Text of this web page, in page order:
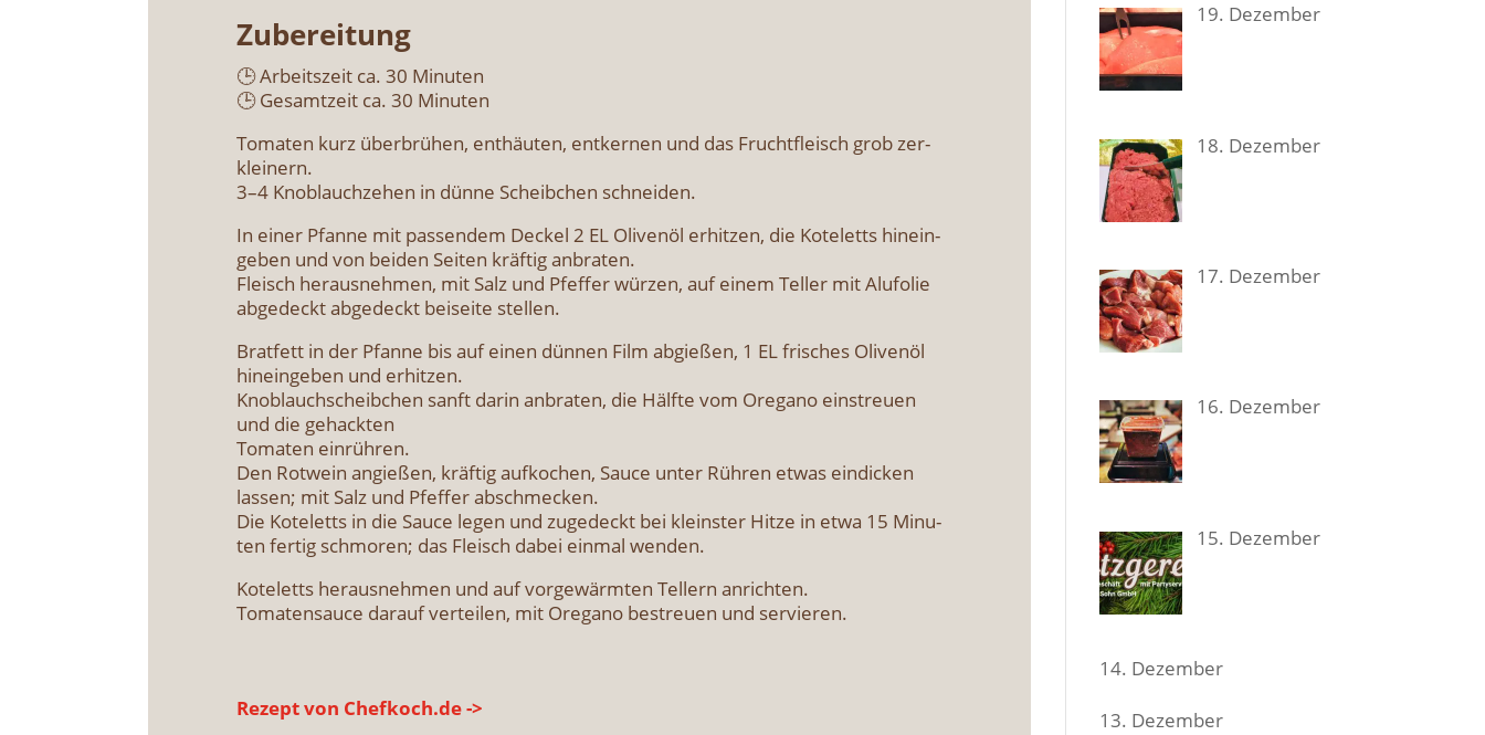
Zube­rei­tung
🕒 Arbeits­zeit ca. 30 Minu­ten
🕒 Gesamt­zeit ca. 30 Minu­ten
Toma­ten kurz über­brü­hen, ent­häu­ten, ent­ker­nen und das Frucht­fleisch grob zer­
klei­nern.
3–4 Knob­lauch­ze­hen in dün­ne Scheib­chen schnei­den.
In einer Pfan­ne mit pas­sen­dem Deckel 2 EL Oli­ven­öl erhit­zen, die Kote­letts hin­ein­
ge­ben und von bei­den Sei­ten kräf­tig anbra­ten.
Fleisch her­aus­neh­men, mit Salz und Pfef­fer wür­zen, auf einem Tel­ler mit Alu­fo­lie
abge­deckt abge­deckt bei­sei­te stel­len.
Brat­fett in der Pfan­ne bis auf einen dün­nen Film abgie­ßen, 1 EL fri­sches Oli­ven­öl
hin­ein­ge­ben und erhit­zen.
Knob­lauch­scheib­chen sanft dar­in anbra­ten, die Hälf­te vom Ore­ga­no ein­streu­en
und die gehack­ten
Toma­ten ein­rüh­ren.
Den Rot­wein angie­ßen, kräf­tig auf­ko­chen, Sau­ce unter Rüh­ren etwas ein­di­cken
las­sen; mit Salz und Pfef­fer abschme­cken.
Die Kote­letts in die Sau­ce legen und zuge­deckt bei kleins­ter Hit­ze in etwa 15 Minu­
ten fer­tig schmo­ren; das Fleisch dabei ein­mal wen­den.
Kote­letts her­aus­neh­men und auf vor­ge­wärm­ten Tel­lern anrich­ten.
Toma­ten­sauce dar­auf ver­tei­len, mit Ore­ga­no bestreu­en und ser­vie­ren.
Rezept von Chefkoch.de ->
19. Dezem­ber
18. Dezem­ber
17. Dezem­ber
16. Dezem­ber
15. Dezem­ber
14. Dezem­ber
13. Dezem­ber